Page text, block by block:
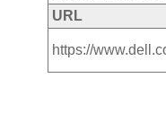
URL
https://